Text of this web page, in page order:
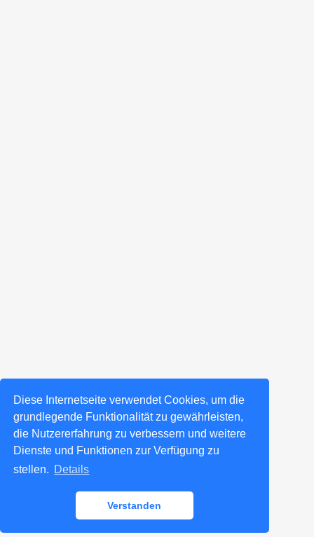
Diese Internetseite verwendet Cookies, um die
grundlegende Funktionalität zu gewährleisten,
die Nutzererfahrung zu verbessern und weitere
Dienste und Funktionen zur Verfügung zu
stellen. Details
Verstanden